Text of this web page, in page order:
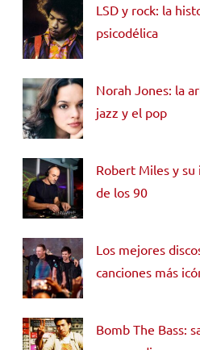
LSD y rock: la
psicodélica
Norah Jones: la
jazz y el pop
Robert Miles y
de los 90
Los mejores
canciones más
Bomb The Bass: